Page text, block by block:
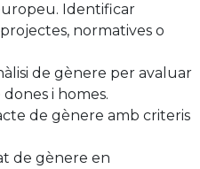
Identificar
normatives o
de gènere per avaluar
i homes.
de gènere amb criteris
de gènere en